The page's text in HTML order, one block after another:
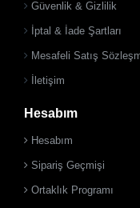
Güvenlik & Gizlilik
İptal & İade Şartları
Mesafeli Satış
İletişim
Hesabım
Hesabım
Sipariş Geçmişi
Ortaklık Programı